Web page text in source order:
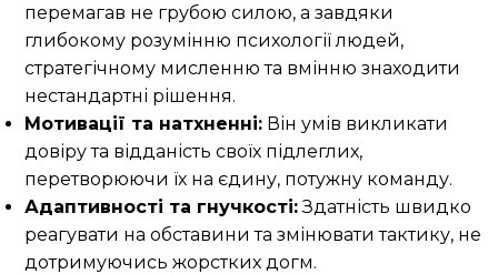
перемагав не грубою силою, а завдяки
глибокому розумінню психології людей,
стратегічному мисленню та вмінню знаходити
нестандартні рішення.
Мотивації та натхненні: Він умів викликати
довіру та відданість своїх підлеглих,
перетворюючи їх на єдину, потужну команду.
Адаптивності та гнучкості:Здатність швидко
реагувати на обставини та змінювати тактику, не
дотримуючись жорстких догм.